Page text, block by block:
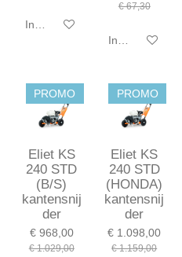
In winkelwagen
€ 67,30
In winkelwagen
PROMO
Eliet KS
240 STD
(B/S)
kantensnij
der
€ 968,00
€ 1.029,00
PROMO
Eliet KS
240 STD
(HONDA)
kantensnij
der
€ 1.098,00
€ 1.159,00